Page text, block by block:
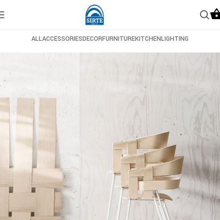
ALLACCESSORIESDECORFURNITUREKITCHENLIGHTING